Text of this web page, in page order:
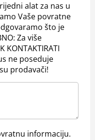
alat za nas u
Vaše povratne
što je
Za više
KONTAKTIRATI
ne poseduje
prodavači!
informaciju.